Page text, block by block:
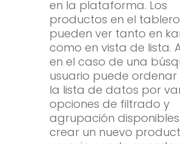
en la plataforma. Los
productos en el
pueden ver tanto en
como en vista de lista.
en el caso de una
usuario puede
la lista de datos por
opciones de filtrado y
agrupación
crear un nuevo